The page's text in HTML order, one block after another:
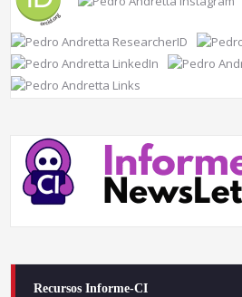
Recursos Informe-CI